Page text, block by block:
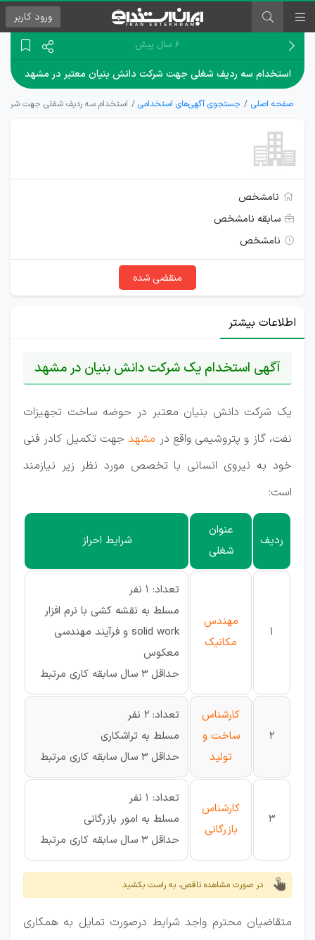
ورود کاربر
۶ سال پیش
استخدام سه ردیف شغلی جهت شرکت دانش بنیان معتبر در مشهد
صفحه اصلی جستجوی آگهی‌های استخدامی استخدام سه ردیف شغلی جهت شرکت
نامشخص
سابقه نامشخص
نامشخص
منقضی شده
اطلاعات بیشتر
آگهی استخدام یک شرکت دانش بنیان در مشهد
یک شرکت دانش بنیان معتبر در حوضه ساخت تجهیزات
نفت، گاز و پتروشیمی واقع در مشهدجهت تکمیل کادر فنی
خود به نیروی انسانی با تخصص مورد نظر زیر نیازمند
است:
ردیف
عنوان
شغلی
شرایط احراز
1
مهندس
مکانیک
تعداد: 1 نفر
مسلط به نقشه کشی با نرم افزار
solid work و فرآیند مهندسی
معکوس
حداقل 3 سال سابقه کاری مرتبط
2
کارشناس
ساخت و
تولید
تعداد: 2 نفر
مسلط به تراشکاری
حداقل 3 سال سابقه کاری مرتبط
3
کارشناس
بازرگانی
تعداد: 1 نفر
مسلط به امور بازرگانی
حداقل 3 سال سابقه کاری مرتبط
در صورت مشاهده ناقص، به راست بکشید
متقاضیان محترم واجد شرایط درصورت تمایل به همکاری